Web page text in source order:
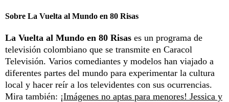
Sobre La Vuelta al Mundo en 80 Risas
La Vuelta al Mundo en 80 Risas es un programa de
televisión colombiano que se transmite en Caracol
Televisión. Varios comediantes y modelos han viajado a
diferentes partes del mundo para experimentar la cultura
local y hacer reír a los televidentes con sus ocurrencias.
Mira también: ¡Imágenes no aptas para menores! Jessica y